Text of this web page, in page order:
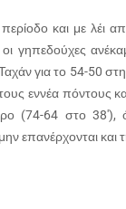
περίοδο και με
γηπεδούχες
για το 54-50
εννέα
(74-64 στο 38′),
επανέρχονται και